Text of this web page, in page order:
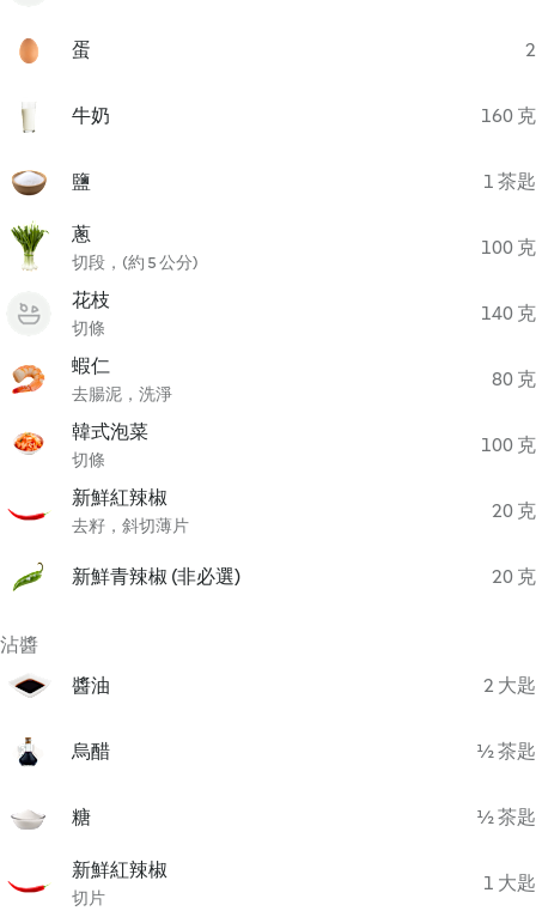
蛋 2
牛奶 160 克
鹽 1 茶匙
蔥
切段，(約 5 公分)
100 克
花枝
切條
140 克
蝦仁
去腸泥，洗淨
80 克
韓式泡菜
切條
100 克
新鮮紅辣椒
去籽，斜切薄片
20 克
新鮮青辣椒 (非必選) 20 克
沾醬
醬油
2 大匙
烏醋 ½ 茶匙
糖 ½ 茶匙
新鮮紅辣椒
切片
1 大匙